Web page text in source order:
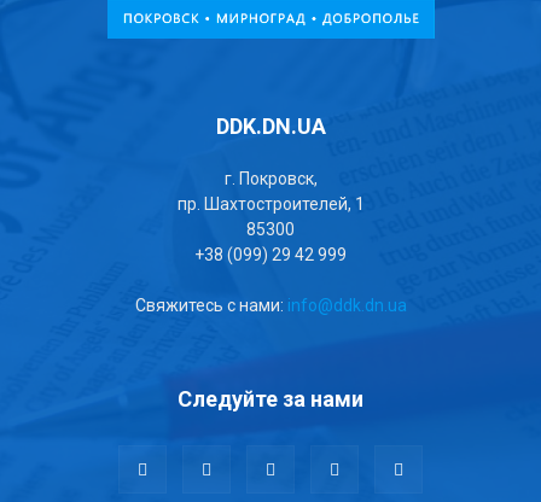
DDK.DN.UA
г. Покровск,
пр. Шахтостроителей, 1
85300
+38 (099) 29 42 999
Свяжитесь с нами: info@ddk.dn.ua
Следуйте за нами